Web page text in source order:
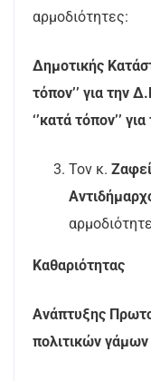
αρμοδιότητες:
Δημοτικής
τόπον’’ για την
‘’κατά τόπον’’
Τον κ.
Καθαριότητας
Ανάπτυξης
πολιτικών γάμων